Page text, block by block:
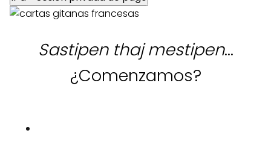
Sastipen thaj mestipen…
¿Comenzamos?